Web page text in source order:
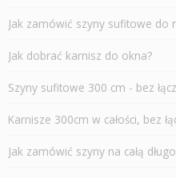
Jak zamówić szyny sufitowe do
Jak dobrać karnisz do okna?
Szyny sufitowe 300 cm - bez
Karnisze 300cm w całości, bez
Jak zamówić szyny na całą